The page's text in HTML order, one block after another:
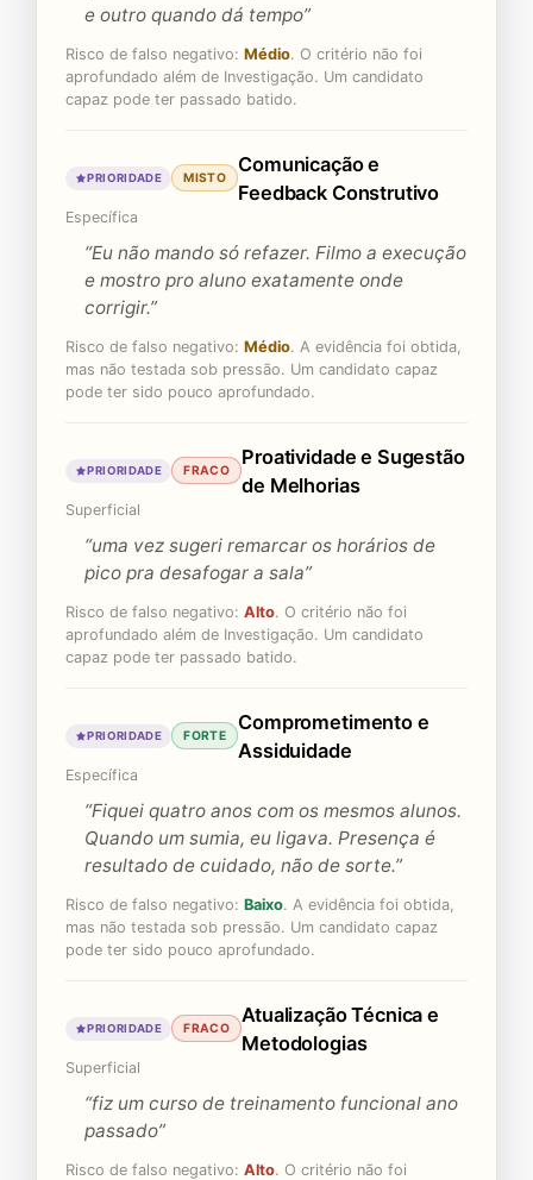
e outro quando dá tempo”
Risco de falso negativo:Médio. O critério não foi
aprofundado além de Investigação. Um candidato
capaz pode ter passado batido.
PRIORIDADE MISTO
Comunicação e
Feedback Construtivo
Específica
“Eu não mando só refazer. Filmo a execução
e mostro pro aluno exatamente onde
corrigir.”
Risco de falso negativo:Médio. A evidência foi obtida,
mas não testada sob pressão. Um candidato capaz
pode ter sido pouco aprofundado.
PRIORIDADE FRACO
Proatividade e Sugestão
de Melhorias
Superficial
“uma vez sugeri remarcar os horários de
pico pra desafogar a sala”
Risco de falso negativo:Alto. O critério não foi
aprofundado além de Investigação. Um candidato
capaz pode ter passado batido.
PRIORIDADE FORTE
Comprometimento e
Assiduidade
Específica
“Fiquei quatro anos com os mesmos alunos.
Quando um sumia, eu ligava. Presença é
resultado de cuidado, não de sorte.”
Risco de falso negativo:Baixo. A evidência foi obtida,
mas não testada sob pressão. Um candidato capaz
pode ter sido pouco aprofundado.
PRIORIDADE FRACO
Atualização Técnica e
Metodologias
Superficial
“fiz um curso de treinamento funcional ano
passado”
Risco de falso negativo:Alto. O critério não foi